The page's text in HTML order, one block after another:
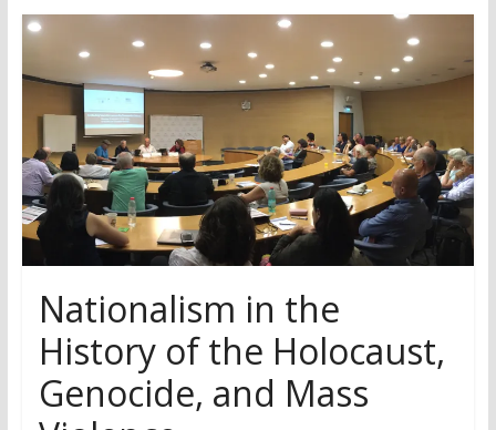
Nationalism in the
History of the Holocaust,
Genocide, and Mass